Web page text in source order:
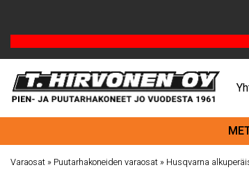
Varaosat » Puutarhakoneiden varaosat » Husqvarna